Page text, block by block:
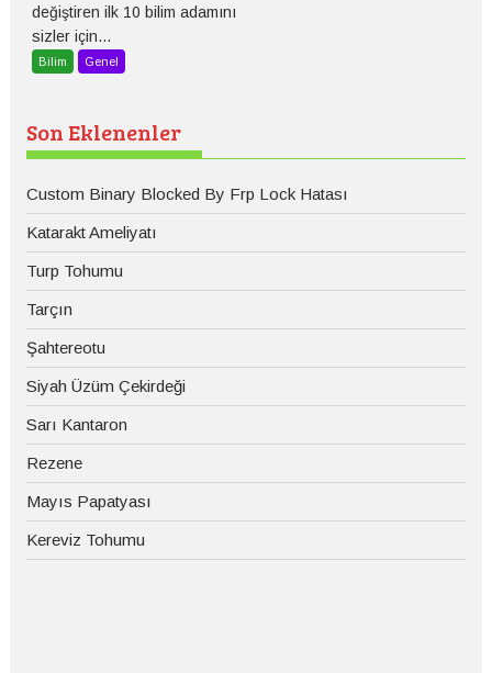
değiştiren ilk 10 bilim adamını
sizler için...
Bilim Genel
Son Eklenenler
Custom Binary Blocked By Frp Lock Hatası
Katarakt Ameliyatı
Turp Tohumu
Tarçın
Şahtereotu
Siyah Üzüm Çekirdeği
Sarı Kantaron
Rezene
Mayıs Papatyası
Kereviz Tohumu